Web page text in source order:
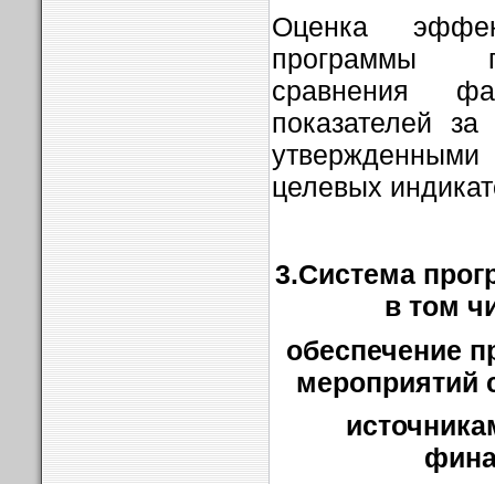
Оценка
программы
сравнения
показателей
целевых
3.Система
в том
обеспечение
мероприятий